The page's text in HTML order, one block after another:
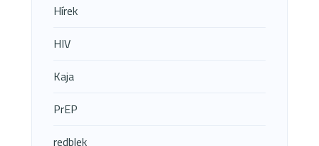
Hírek
HIV
Kaja
PrEP
redblek